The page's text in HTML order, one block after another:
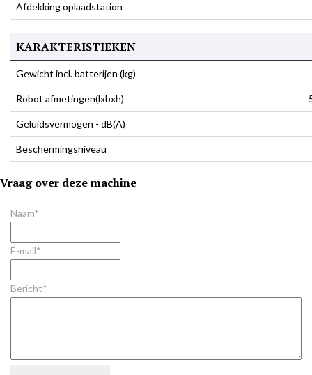
Afdekking oplaadstation
KARAKTERISTIEKEN
Gewicht incl. batterijen (kg)
Robot afmetingen(lxbxh)
Geluidsvermogen - dB(A)
Beschermingsniveau
Vraag over deze machine
Naam*
E-mail*
Bericht*